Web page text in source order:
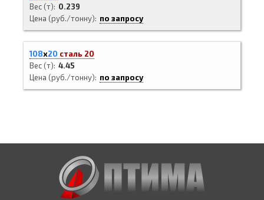
Вес (т)
0.239
Цена (руб./тонну)
по запросу
108х20 сталь 20
Вес (т) 4.45
Цена (руб./тонну)
по запросу